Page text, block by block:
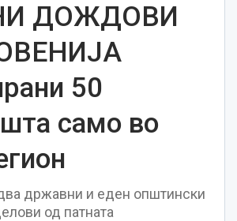
ДОЖДОВИ
50
само во
државни и еден општински
од патната